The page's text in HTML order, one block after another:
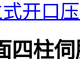
开口
四柱